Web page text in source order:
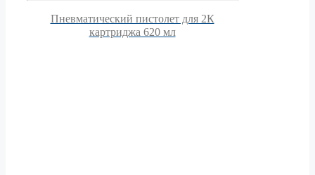
Пневматический пистолет для 2К
картриджа 620 мл